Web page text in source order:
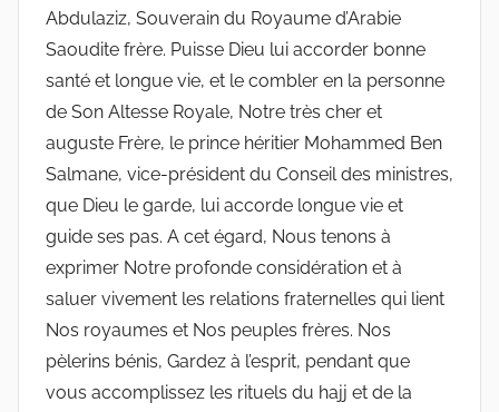
Abdulaziz, Souverain du Royaume d’Arabie
Saoudite frère. Puisse Dieu lui accorder bonne
santé et longue vie, et le combler en la personne
de Son Altesse Royale, Notre très cher et
auguste Frère, le prince héritier Mohammed Ben
Salmane, vice-président du Conseil des ministres,
que Dieu le garde, lui accorde longue vie et
guide ses pas. A cet égard, Nous tenons à
exprimer Notre profonde considération et à
saluer vivement les relations fraternelles qui lient
Nos royaumes et Nos peuples frères. Nos
pèlerins bénis, Gardez à l’esprit, pendant que
vous accomplissez les rituels du hajj et de la